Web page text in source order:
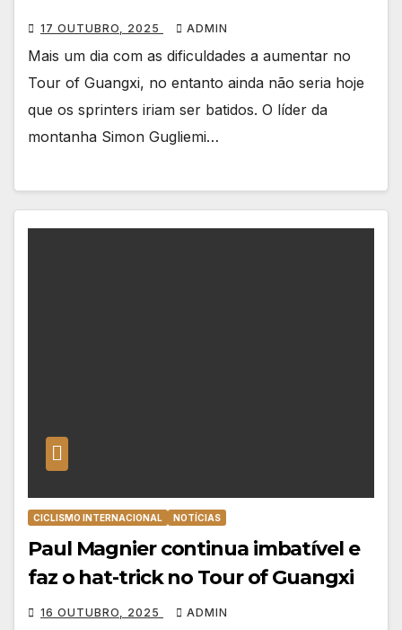
17 OUTUBRO, 2025 ADMIN
Mais um dia com as dificuldades a aumentar no
Tour of Guangxi, no entanto ainda não seria hoje
que os sprinters iriam ser batidos. O líder da
montanha Simon Gugliemi…
CICLISMO INTERNACIONAL NOTÍCIAS
Paul Magnier continua imbatível e
faz o hat-trick no Tour of Guangxi
16 OUTUBRO, 2025 ADMIN